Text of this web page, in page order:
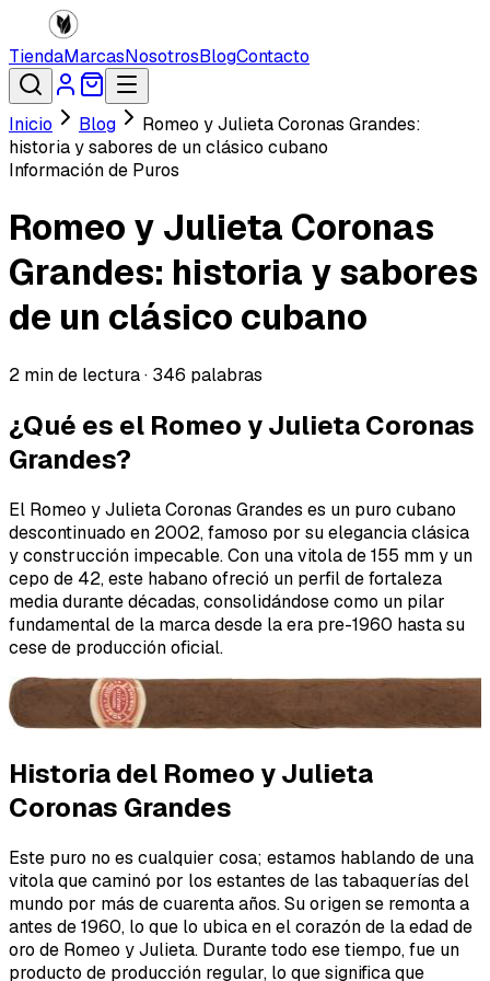
TiendaMarcasNosotrosBlogContacto
Inicio Blog
Romeo y Julieta Coronas Grandes:
historia y sabores de un clásico cubano
Información de Puros
Romeo y Julieta Coronas
Grandes: historia y sabores
de un clásico cubano
2 min de lectura · 346 palabras
¿Qué es el Romeo y Julieta Coronas
Grandes?
El Romeo y Julieta Coronas Grandes es un puro cubano
descontinuado en 2002, famoso por su elegancia clásica
y construcción impecable. Con una vitola de 155 mm y un
cepo de 42, este habano ofreció un perfil de fortaleza
media durante décadas, consolidándose como un pilar
fundamental de la marca desde la era pre-1960 hasta su
cese de producción oficial.
Historia del Romeo y Julieta
Coronas Grandes
Este puro no es cualquier cosa; estamos hablando de una
vitola que caminó por los estantes de las tabaquerías del
mundo por más de cuarenta años. Su origen se remonta a
antes de 1960, lo que lo ubica en el corazón de la edad de
oro de Romeo y Julieta. Durante todo ese tiempo, fue un
producto de producción regular, lo que significa que